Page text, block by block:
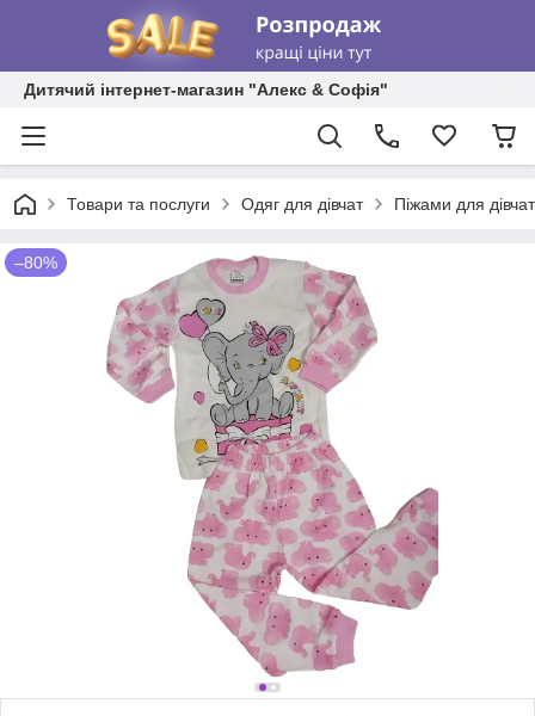
Дитячий інтернет-магазин "Алекс & Софія"
Товари та послуги Одяг для дівчат Піжами для дівчат
–80%